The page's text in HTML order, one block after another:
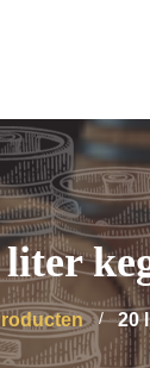
liter
20